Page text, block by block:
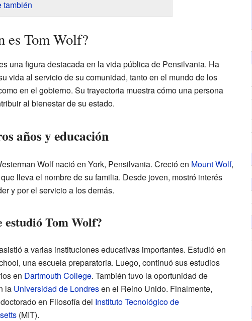
también
es Tom Wolf?
una figura destacada en la vida pública de Pensilvania. Ha
vida al servicio de su comunidad, tanto en el mundo de los
en el gobierno. Su trayectoria muestra cómo una persona
al bienestar de su estado.
años y educación
Wolf nació en York, Pensilvania. Creció en Mount Wolf,
lleva el nombre de su familia. Desde joven, mostró interés
y por el servicio a los demás.
estudió Tom Wolf?
a varias instituciones educativas importantes. Estudió en
una escuela preparatoria. Luego, continuó sus estudios
en Dartmouth College. También tuvo la oportunidad de
la Universidad de Londresen el Reino Unido. Finalmente,
en Filosofía del Instituto Tecnológico de
(MIT).